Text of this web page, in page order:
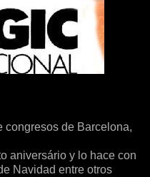
congresos de Barcelona,
aniversário y lo hace con
Navidad entre otros